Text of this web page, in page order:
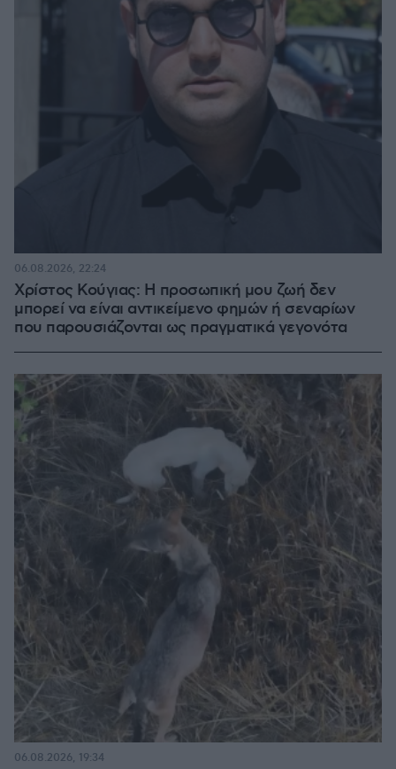
Χρίστος Κούγιας: Η προσωπική μου ζωή δεν
μπορεί να είναι αντικείμενο φημών ή σεναρίων
που παρουσιάζονται ως πραγματικά γεγονότα
06.08.2026, 22:24
06.08.2026, 19:34